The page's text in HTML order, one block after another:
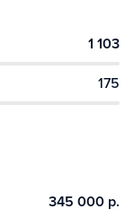
1 103
175
345 000 р.